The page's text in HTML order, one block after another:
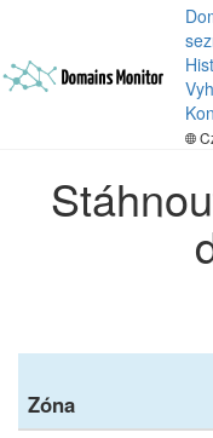
Zóna